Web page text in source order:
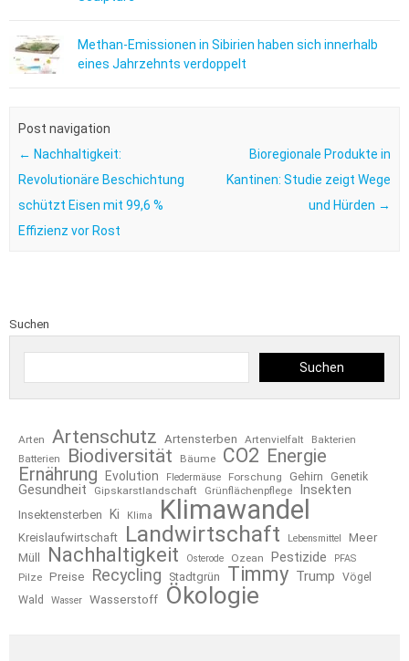
Methan-Emissionen in Sibirien haben sich innerhalb
eines Jahrzehnts verdoppelt
Post navigation
← Nachhaltigkeit:
Revolutionäre Beschichtung
schützt Eisen mit 99,6 %
Effizienz vor Rost
Bioregionale Produkte in
Kantinen: Studie zeigt Wege
und Hürden →
Suchen
Suchen
Arten Artenschutz Artensterben Artenvielfalt
Bakterien
Batterien
Biodiversität Bäume CO2 Energie
Ernährung
Evolution Fledermäuse Forschung Gehirn Genetik
Gesundheit Gipskarstlandschaft Grünflächenpflege Insekten
Insektensterben Ki Klima Klimawandel
Kreislaufwirtschaft Landwirtschaft Lebensmittel
Meer
Müll
Nachhaltigkeit Osterode Ozean Pestizide PFAS
Pilze Preise Recycling Stadtgrün Timmy Trump
Vögel
Wald
Wasser Wasserstoff Ökologie